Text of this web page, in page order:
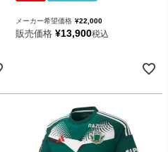
メーカー希望価格 ¥22,000
販売価格 ¥13,900税込